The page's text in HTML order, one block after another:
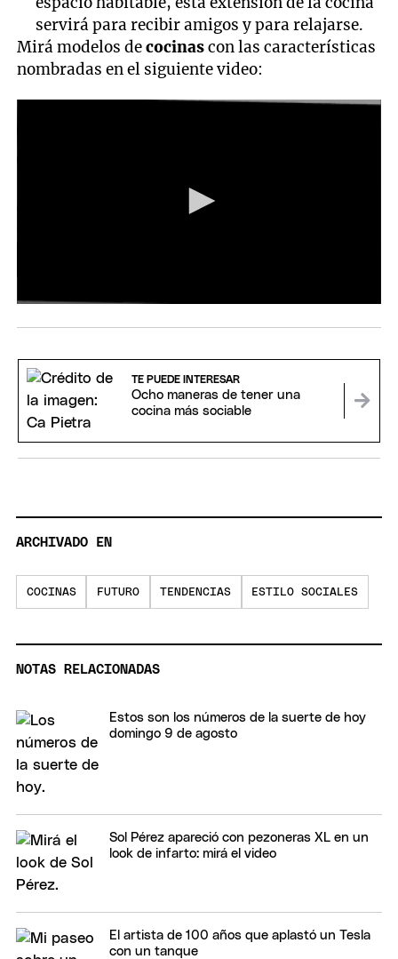
servirá para recibir amigos y para relajarse.
Mirá modelos decocinascon las características
nombradas en el siguiente video:
TE PUEDE INTERESAR
Ocho maneras de tener una
cocina más sociable
ARCHIVADO EN
COCINAS FUTURO TENDENCIAS ESTILO SOCIALES
NOTAS RELACIONADAS
Estos son los números de la suerte de hoy
domingo 9 de agosto
Sol Pérez apareció con pezoneras XL en un
look de infarto: mirá el video
El artista de 100 años que aplastó un Tesla
con un tanque